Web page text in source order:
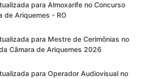
para Almoxarife no Concurso
de Ariquemes - RO
para Mestre de Cerimônias no
Câmara de Ariquemes 2026
para Operador Audiovisual no